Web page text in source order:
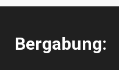
Bergabung: